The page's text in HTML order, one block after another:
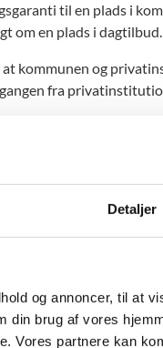
Detaljer
og annoncer, til at
din brug af vores
Vores partnere kan
til en plads i
om en plads i dagtilbud.
kommunen og
fra
forældrebetaling
ikke betaler for barnets
mellem institutionen
skal tydeligt oplyse,